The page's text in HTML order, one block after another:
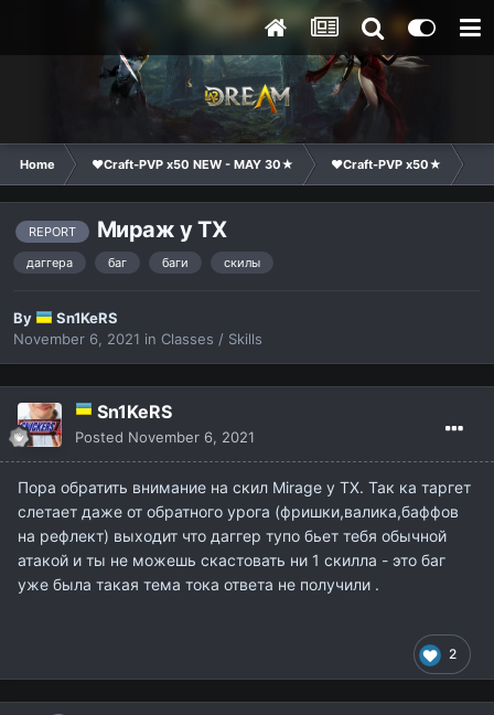
Home ❤Craft-PVP x50 NEW - MAY 30★ ❤Craft-PVP x50★
REPORT Мираж у ТХ
даггера баг баги скилы
By
Sn1KeRS
November 6, 2021 in Classes / Skills
Sn1KeRS
Posted November 6, 2021
Пора обратить внимание на скил Mirage у ТХ. Так ка таргет
слетает даже от обратного урога (фришки,валика,баффов
на рефлект) выходит что даггер тупо бьет тебя обычной
атакой и ты не можешь скастовать ни 1 скилла - это баг
уже была такая тема тока ответа не получили .
2